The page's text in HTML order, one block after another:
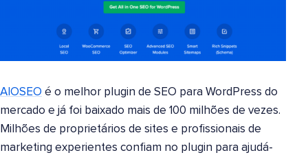
AIOSEO é o melhor plugin de SEO para WordPress do
mercado e já foi baixado mais de 100 milhões de vezes.
Milhões de proprietários de sites e profissionais de
marketing experientes confiam no plugin para ajudá-